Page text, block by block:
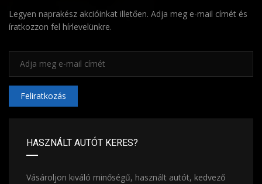
Legyen naprakész akcióinkat illetően. Adja meg e-mail címét és
íratkozzon fel hírlevelünkre.
Feliratkozás
HASZNÁLT AUTÓT KERES?
Vásároljon kiváló minőségű, használt autót, kedvező